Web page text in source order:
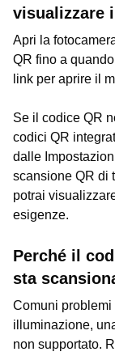
visualizzare
Apri la
QR fino a
link per aprire il
Se il codice QR
codici QR
dalle
scansione QR di
potrai
esigenze.
Perché il
sta
Comuni
illuminazione,
non supportato.